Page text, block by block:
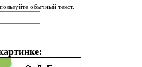
обычный текст.